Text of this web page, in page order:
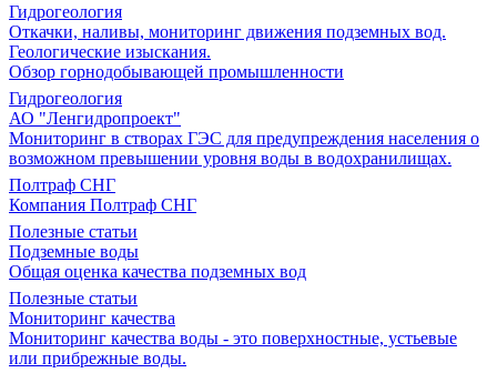
Гидрогеология
Откачки, наливы, мониторинг движения подземных вод.
Геологические изыскания.
Обзор горнодобывающей промышленности
Гидрогеология
АО "Ленгидропроект"
Мониторинг в створах ГЭС для предупреждения населения о
возможном превышении уровня воды в водохранилищах.
Полтраф СНГ
Компания Полтраф СНГ
Полезные статьи
Подземные воды
Общая оценка качества подземных вод
Полезные статьи
Мониторинг качества
Мониторинг качества воды - это поверхностные, устьевые
или прибрежные воды.